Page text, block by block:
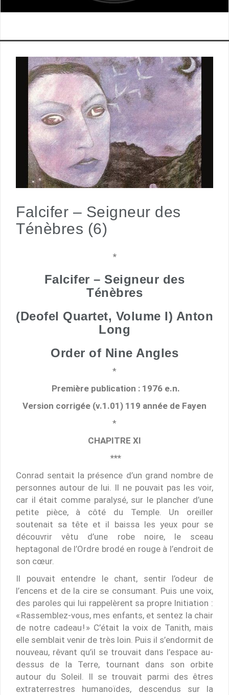
Falcifer – Seigneur des
Ténèbres (6)
*
Falcifer – Seigneur des
Ténèbres
(Deofel Quartet, Volume I) Anton
Long
Order of Nine Angles
*
Première publication : 1976 e.n.
Version corrigée (v.1.01) 119 année de Fayen
*
CHAPITRE XI
***
Conrad sentait la présence d’un grand nombre de
personnes autour de lui. Il ne pouvait pas les voir,
car il était comme paralysé, sur le plancher d’une
petite pièce, à côté du Temple. Un oreiller
soutenait sa tête et il baissa les yeux pour se
découvrir vêtu d’une robe noire, le sceau
heptagonal de l’Ordre brodé en rouge à l’endroit de
son cœur.
Il pouvait entendre le chant, sentir l’odeur de
l’encens et de la cire se consumant. Puis une voix,
des paroles qui lui rappelèrent sa propre Initiation :
« Rassemblez-vous, mes enfants, et sentez la chair
de notre cadeau ! » C’était la voix de Tanith, mais
elle semblait venir de très loin. Puis il s’endormit de
nouveau, rêvant qu’il se trouvait dans l’espace au-
dessus de la Terre, tournant dans son orbite
autour du Soleil. Il se trouvait parmi des êtres
extraterrestres humanoïdes, descendus sur la